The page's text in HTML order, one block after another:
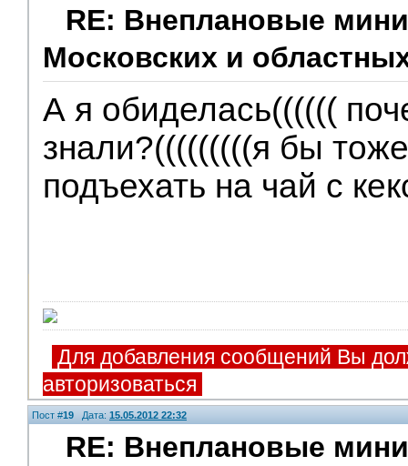
RE: Внеплановые
Московских и
А я обиделась((((((
знали?(((((((((я бы
подъехать на чай с
Для добавления сообщений Вы
авторизоваться
Пост #19 Дата: 15.05.2012 22:32
RE: Внеплановые